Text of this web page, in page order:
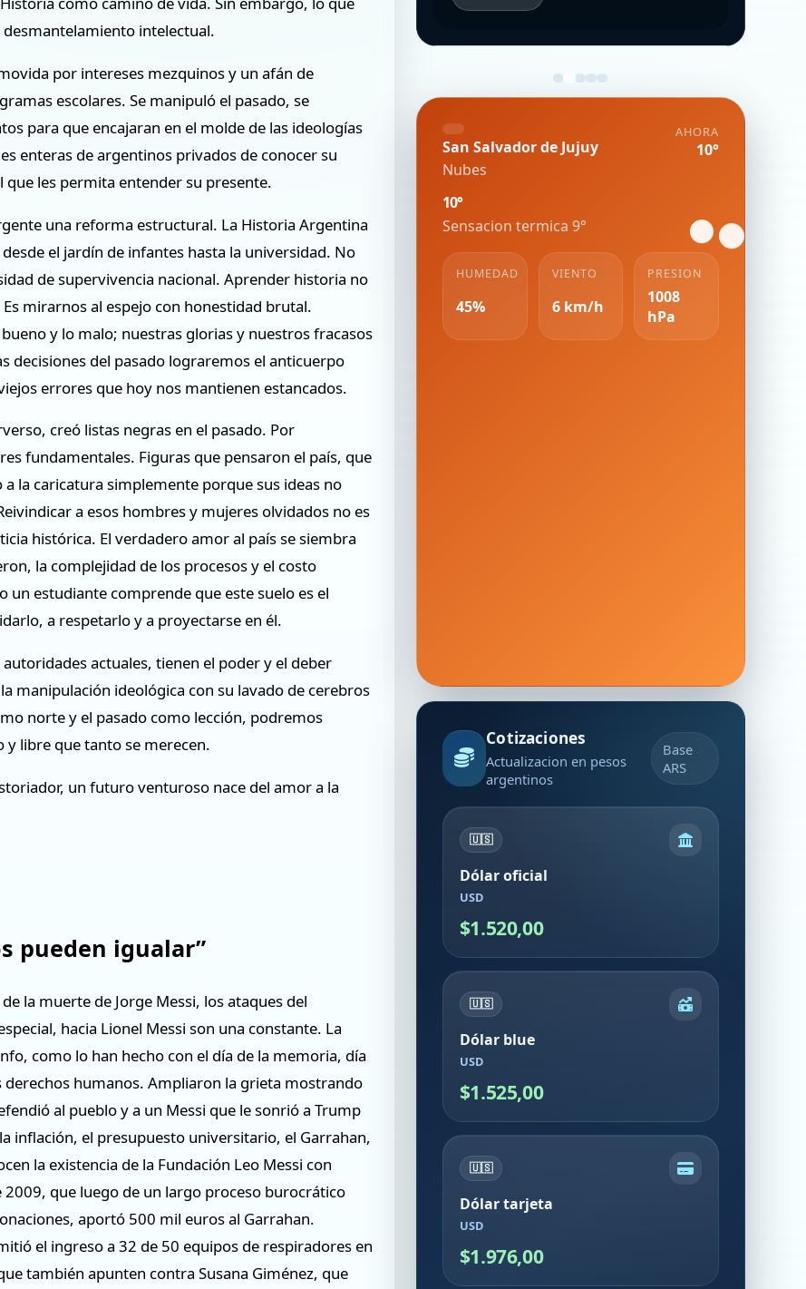
intelectual.
por intereses mezquinos y un afán de
escolares. Se manipuló el pasado, se
para que encajaran en el molde de las ideologías
enteras de argentinos privados de conocer su
les permita entender su presente.
una reforma estructural. La Historia Argentina
el jardín de infantes hasta la universidad. No
de supervivencia nacional. Aprender historia no
mirarnos al espejo con honestidad brutal.
y lo malo; nuestras glorias y nuestros fracasos
decisiones del pasado lograremos el anticuerpo
errores que hoy nos mantienen estancados.
creó listas negras en el pasado. Por
fundamentales. Figuras que pensaron el país, que
la caricatura simplemente porque sus ideas no
a esos hombres y mujeres olvidados no es
histórica. El verdadero amor al país se siembra
la complejidad de los procesos y el costo
estudiante comprende que este suelo es el
a respetarlo y a proyectarse en él.
actuales, tienen el poder y el deber
manipulación ideológica con su lavado de cerebros
norte y el pasado como lección, podremos
libre que tanto se merecen.
un futuro venturoso nace del amor a la
pueden igualar”
la muerte de Jorge Messi, los ataques del
hacia Lionel Messi son una constante. La
como lo han hecho con el día de la memoria, día
derechos humanos. Ampliaron la grieta mostrando
al pueblo y a un Messi que le sonrió a Trump
inflación, el presupuesto universitario, el Garrahan,
la existencia de la Fundación Leo Messi con
2009, que luego de un largo proceso burocrático
aportó 500 mil euros al Garrahan.
el ingreso a 32 de 50 equipos de respiradores en
también apunten contra Susana Giménez, que
San Salvador de Jujuy
Nubes
AHORA
10°
10°
Sensacion termica 9°
HUMEDAD
45%
VIENTO
6 km/h
PRESION
1008
hPa
Cotizaciones
Actualizacion en pesos
argentinos
Base
ARS
🇺🇸
Dólar oficial
USD
$1.520,00
🇺🇸
Dólar blue
USD
$1.525,00
🇺🇸
Dólar tarjeta
USD
$1.976,00